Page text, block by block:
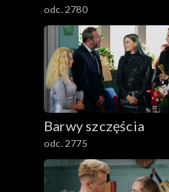
odc. 2780
Barwy szczęścia
odc. 2775